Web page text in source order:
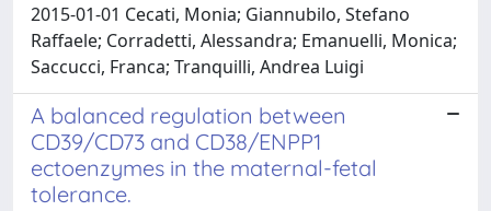
2015-01-01 Cecati, Monia; Giannubilo, Stefano
Raffaele; Corradetti, Alessandra; Emanuelli, Monica;
Saccucci, Franca; Tranquilli, Andrea Luigi
A balanced regulation between
CD39/CD73 and CD38/ENPP1
ectoenzymes in the maternal-fetal
tolerance.